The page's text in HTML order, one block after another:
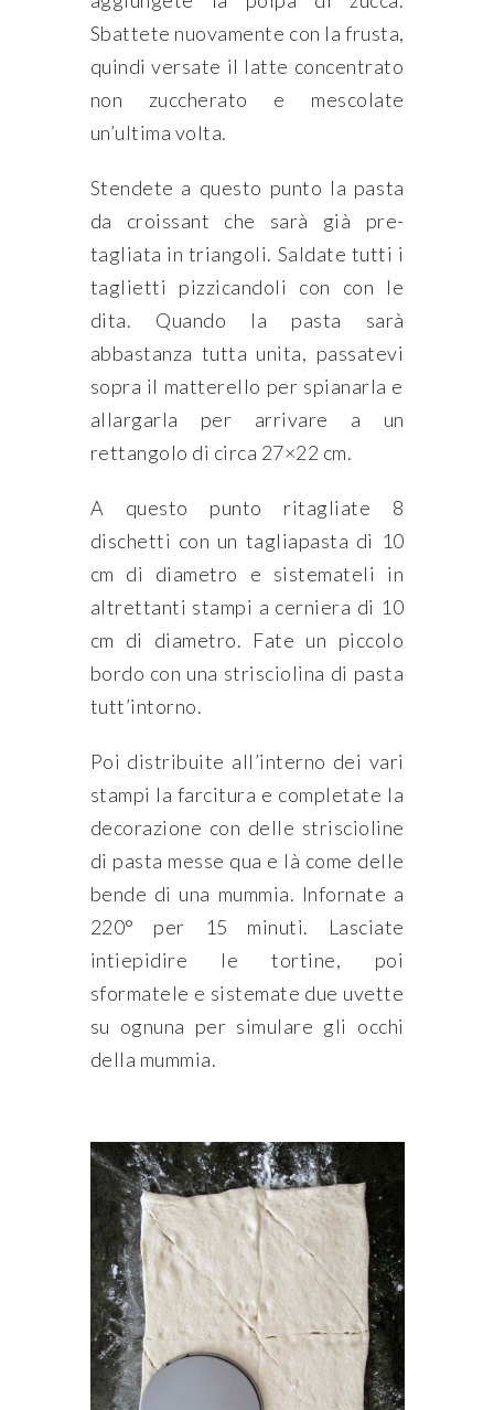
Sbattete nuovamente con la frusta,
quindi versate il latte concentrato
non zuccherato e mescolate
un’ultima volta.
Stendete a questo punto la pasta
da croissant che sarà già pre-
tagliata in triangoli. Saldate tutti i
taglietti pizzicandoli con con le
dita. Quando la pasta sarà
abbastanza tutta unita, passatevi
sopra il matterello per spianarla e
allargarla per arrivare a un
rettangolo di circa 27×22 cm.
A questo punto ritagliate 8
dischetti con un tagliapasta di 10
cm di diametro e sistemateli in
altrettanti stampi a cerniera di 10
cm di diametro. Fate un piccolo
bordo con una strisciolina di pasta
tutt’intorno.
Poi distribuite all’interno dei vari
stampi la farcitura e completate la
decorazione con delle striscioline
di pasta messe qua e là come delle
bende di una mummia. Infornate a
220° per 15 minuti. Lasciate
intiepidire le tortine, poi
sformatele e sistemate due uvette
su ognuna per simulare gli occhi
della mummia.